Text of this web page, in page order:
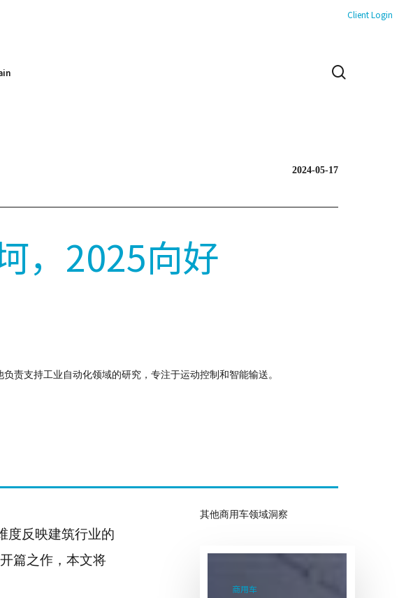
Client Login
2024-05-17
，2025向好
责支持工业自动化领域的研究，专注于运动控制和智能输送。
度反映建筑行业的
篇之作，本文将
其他商用车领域洞察
商用车